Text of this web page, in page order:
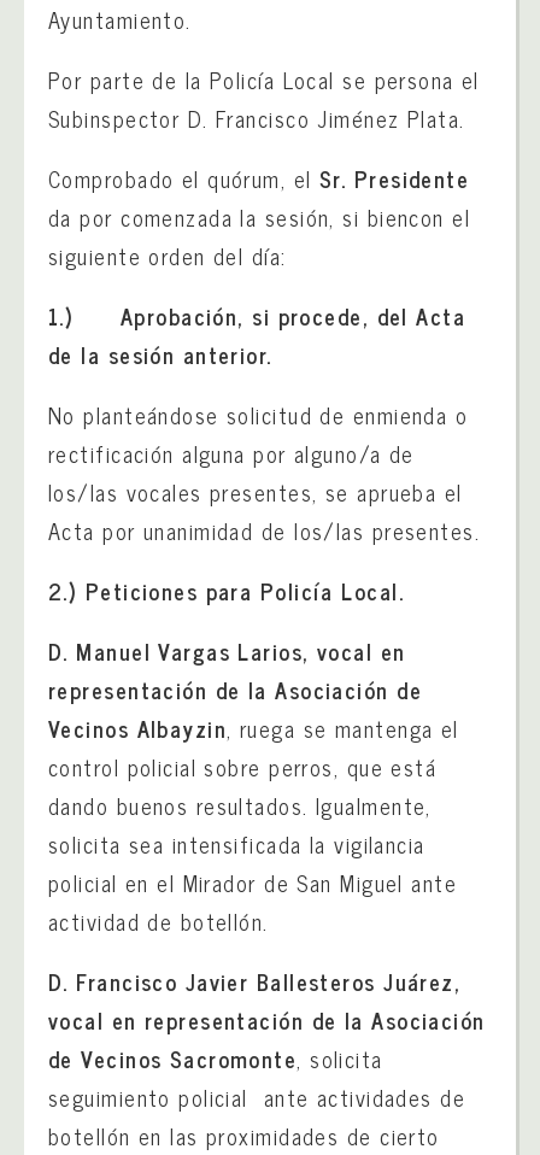
Ayuntamiento.
Por parte de la Policía Local se persona el
Subinspector D. Francisco Jiménez Plata.
Comprobado el quórum, el Sr. Presidente
da por comenzada la sesión, si biencon el
siguiente orden del día:
1.) Aprobación, si procede, del Acta
de la sesión anterior.
No planteándose solicitud de enmienda o
rectificación alguna por alguno/a de
los/las vocales presentes, se aprueba el
Acta por unanimidad de los/las presentes.
2.) Peticiones para Policía Local.
D. Manuel Vargas Larios, vocal en
representación de la Asociación de
Vecinos Albayzin, ruega se mantenga el
control policial sobre perros, que está
dando buenos resultados. Igualmente,
solicita sea intensificada la vigilancia
policial en el Mirador de San Miguel ante
actividad de botellón.
D. Francisco Javier Ballesteros Juárez,
vocal en representación de la Asociación
de Vecinos Sacromonte, solicita
seguimiento policial ante actividades de
botellón en las proximidades de cierto